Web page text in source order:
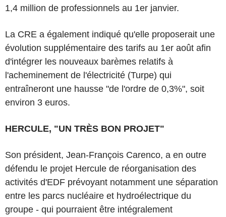
1,4 million de professionnels au 1er janvier.
La CRE a également indiqué qu'elle proposerait une
évolution supplémentaire des tarifs au 1er août afin
d'intégrer les nouveaux barèmes relatifs à
l'acheminement de l'électricité (Turpe) qui
entraîneront une hausse "de l'ordre de 0,3%", soit
environ 3 euros.
HERCULE, "UN TRÈS BON PROJET"
Son président, Jean-François Carenco, a en outre
défendu le projet Hercule de réorganisation des
activités d'EDF prévoyant notamment une séparation
entre les parcs nucléaire et hydroélectrique du
groupe - qui pourraient être intégralement